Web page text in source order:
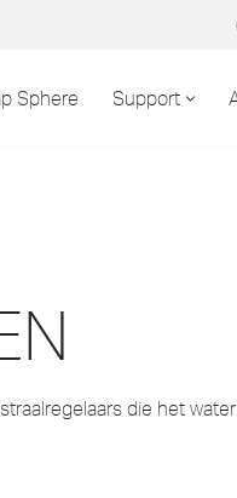
Sphere Support
die het